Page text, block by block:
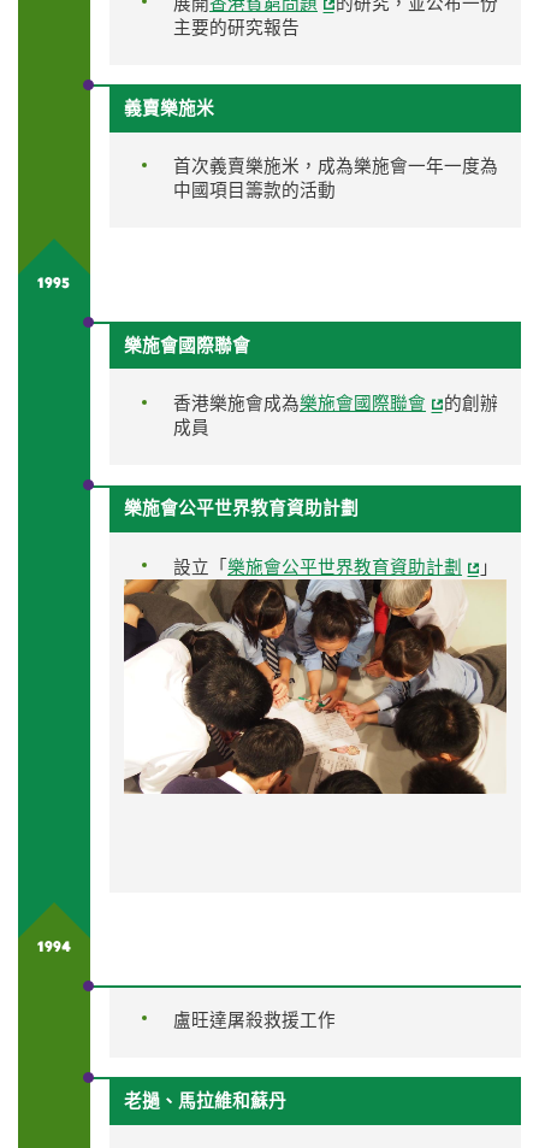
主要的研究報告
義賣樂施米
首次義賣樂施米，成為樂施會一年一度為
中國項目籌款的活動
1995
樂施會國際聯會
香港樂施會成為樂施會國際聯會
的創辦
成員
樂施會公平世界教育資助計劃
設立「樂施會公平世界教育資助計劃 」
1994
盧旺達屠殺救援工作
老撾、馬拉維和蘇丹